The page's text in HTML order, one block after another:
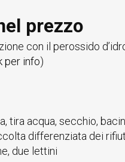
prezzo
con il perossido
per info)
tira acqua, secchio,
differenziata dei
due lettini